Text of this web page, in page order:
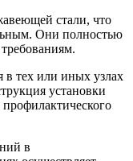
стали, что
Они полностью
в тех или иных узлах
установки
в